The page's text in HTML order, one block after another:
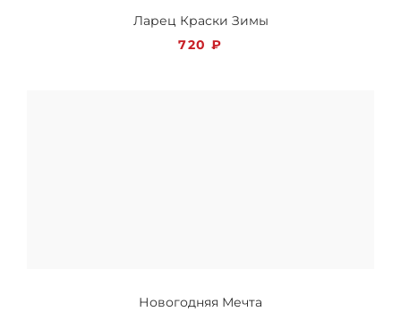
Ларец Краски Зимы
720₽
Новогодняя Мечта